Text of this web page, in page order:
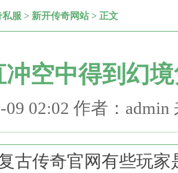
私服 > 新开传奇网站> 正文
冲空中得到幻
09 02:02 作者：admin
古传奇官网有些玩